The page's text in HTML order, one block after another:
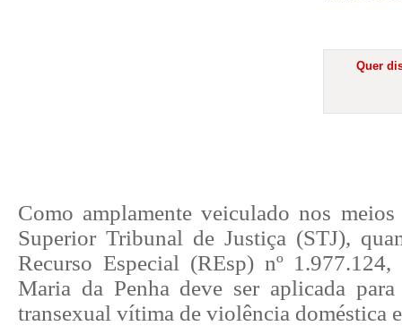
Quer
Como amplamente veiculado nos
Superior Tribunal de Justiça (STJ),
Recurso Especial (REsp) nº
Maria da Penha deve ser aplicada
transexual vítima de violência doméstica